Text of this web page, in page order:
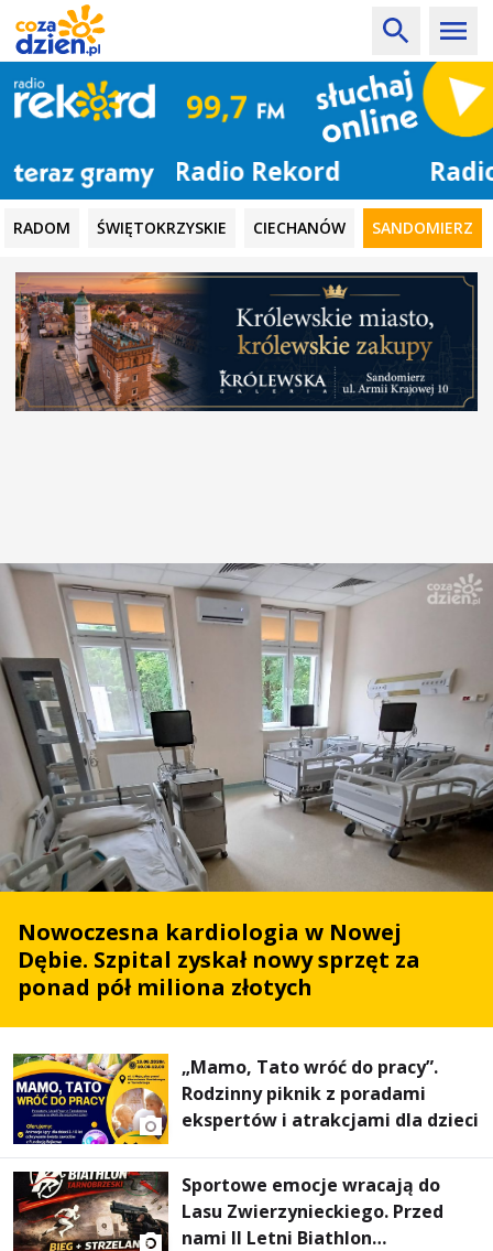
Radio Rekord
RADOM ŚWIĘTOKRZYSKIE CIECHANÓW SANDOMIERZ
Nowoczesna kardiologia w Nowej
Dębie. Szpital zyskał nowy sprzęt za
ponad pół miliona złotych
„Mamo, Tato wróć do pracy”.
Rodzinny piknik z poradami
ekspertów i atrakcjami dla dzieci
Sportowe emocje wracają do
Lasu Zwierzynieckiego. Przed
nami II Letni Biathlon